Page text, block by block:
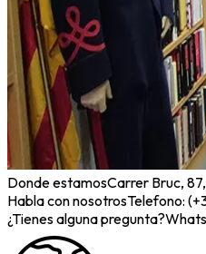
Donde estamosCarrer Bruc,
Habla con nosotrosTelefono:
¿Tienes alguna pregunta?